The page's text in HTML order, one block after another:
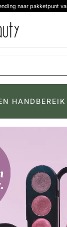
Bel ons op (+31) 20